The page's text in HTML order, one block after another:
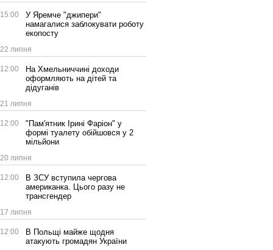
15:00
У Яремче "джипери"
намагалися заблокувати роботу
екопосту
22 липня
12:00
На Хмельниччині доходи
оформляють на дітей та
дідуганів
21 липня
12:00
"Пам'ятник Ірині Фаріон" у
формі туалету обійшовся у 2
мільйони
20 липня
12:00
В ЗСУ вступила чергова
американка. Цього разу не
трансгендер
17 липня
12:00
В Польщі майже щодня
атакують громадян України